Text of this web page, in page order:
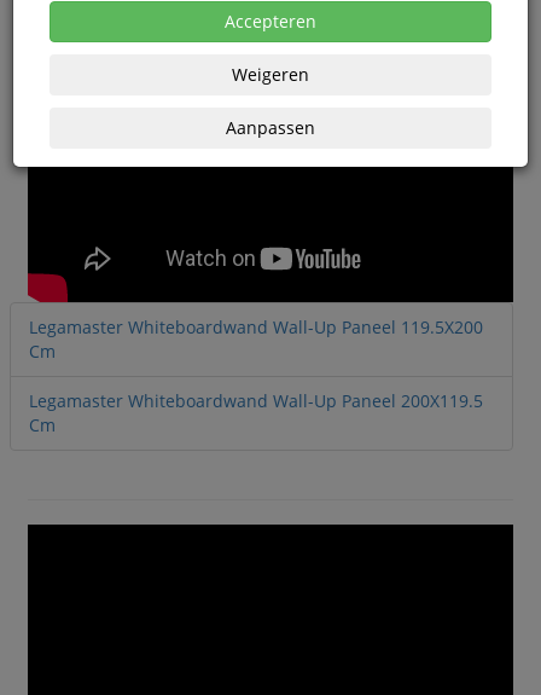
Legamaster Whiteboardwand Wall-Up Paneel 119.5X200
Cm
Legamaster Whiteboardwand Wall-Up Paneel 200X119.5
Cm
Accepteren
Weigeren
Aanpassen